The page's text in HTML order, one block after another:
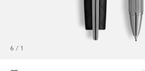
1 / 6